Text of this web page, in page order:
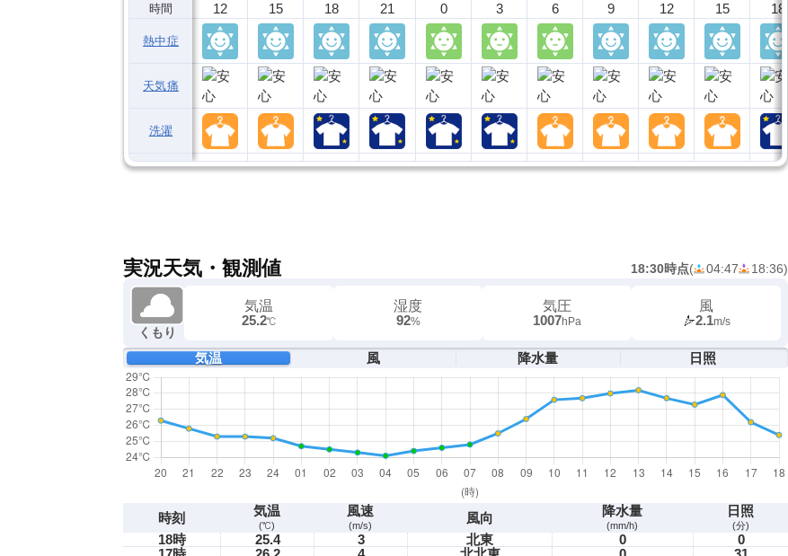
時間
熱中症
天気痛
洗濯
12 15 18 21 0 3 6 9 12 15 18
実況天気・観測値 18:30時点( 04:47 18:36)
くもり
気温
25.2℃
湿度
92%
気圧
1007hPa
風
2.1m/s
気温 風 降水量 日照
時刻 気温
(℃)
風速
(m/s) 風向 降水量
(mm/h)
日照
(分)
18時 25.4 3 北東 0
0